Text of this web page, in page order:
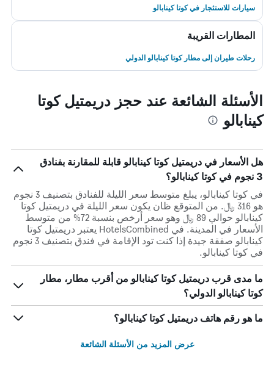
سيارات للاستئجار في كوتا كينابالو
المطارات القريبة
رحلات طيران إلى مطار كوتا كينابالو الدولي
الأسئلة الشائعة عند حجز دريمتيل كوتا
كينابالو
هل الأسعار في دريمتيل كوتا كينابالو قابلة للمقارنة بفنادق
3 نجوم في كوتا كينابالو؟
في كوتا كينابالو، يبلغ متوسط ​​سعر الليلة للفنادق بتصنيف 3 نجوم
هو 316 ﷼. من المتوقع ظان يكون سعر الليلة في دريمتيل كوتا
كينابالو حوالي 89 ﷼ وهو سعر أرخص بنسبة 72% من متوسط
الأسعار في المدينة. في HotelsCombined يعتبر دريمتيل كوتا
كينابالو صفقة جيدة إذا كنت تود الإقامة في فندق بتصنيف 3 نجوم
في كوتا كينابالو.
ما مدى قرب دريمتيل كوتا كينابالو من أقرب مطار، مطار
كوتا كينابالو الدولي؟
ما هو رقم هاتف دريمتيل كوتا كينابالو؟
عرض المزيد من الأسئلة الشائعة